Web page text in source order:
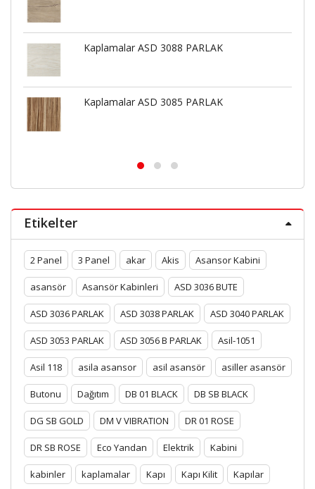
Kaplamalar ASD 3088 PARLAK
Kaplamalar ASD 3085 PARLAK
Etikelter
2 Panel 3 Panel akar Akis Asansor Kabini
asansör Asansör Kabinleri ASD 3036 BUTE
ASD 3036 PARLAK ASD 3038 PARLAK ASD 3040 PARLAK
ASD 3053 PARLAK ASD 3056 B PARLAK Asil-1051
Asil 118 asila asansor asil asansör asiller asansör
Butonu Dağıtım DB 01 BLACK DB SB BLACK
DG SB GOLD DM V VIBRATION DR 01 ROSE
DR SB ROSE Eco Yandan Elektrik Kabini
kabinler kaplamalar Kapı Kapı Kilit Kapılar